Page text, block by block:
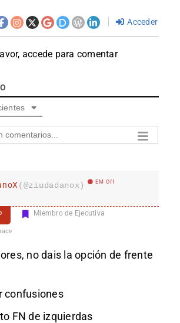
Acceder
accede para comentar
(@ziudadanox) EM Off
Miembro de Ejecutiva
no dais la opción de frente
confusiones
FN de izquierdas